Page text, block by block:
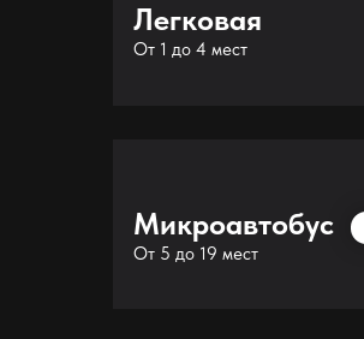
Легковая
Микроавтобус
От 1 до 4 мест
От 5 до 19 мест